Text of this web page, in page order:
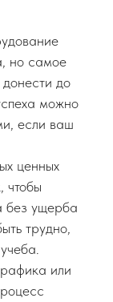
но самое
донести до
можно
если ваш
ценных
чтобы
без ущерба
трудно,
или